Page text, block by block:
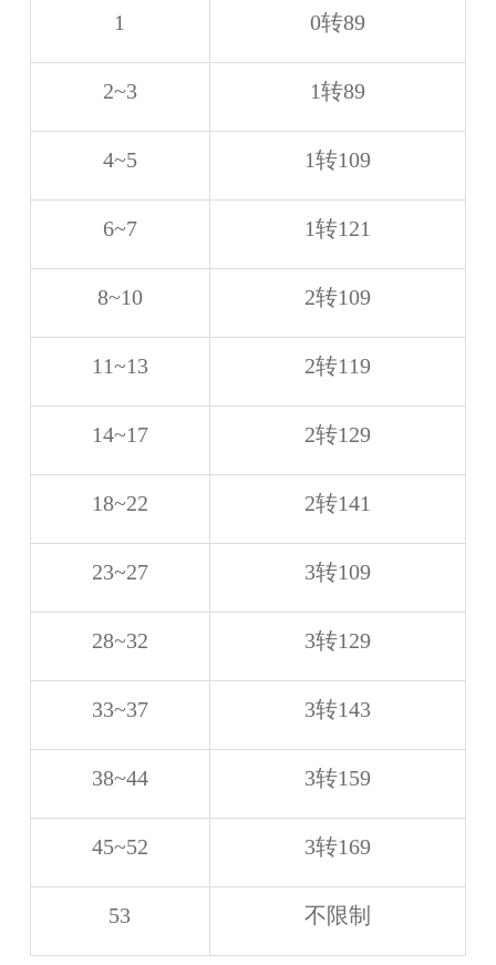
1 0转89
2~3 1转89
4~5 1转109
6~7 1转121
8~10 2转109
11~13 2转119
14~17 2转129
18~22 2转141
23~27 3转109
28~32 3转129
33~37 3转143
38~44 3转159
45~52 3转169
53 不限制